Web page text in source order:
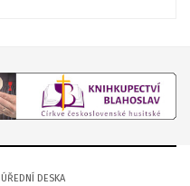
ÚŘEDNÍ DESKA